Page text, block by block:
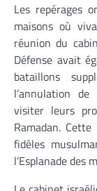
Les repérages
maisons où
réunion du
Défense avait
bataillons
l’annulation
visiter leurs
Ramadan.
fidèles
l’Esplanade des